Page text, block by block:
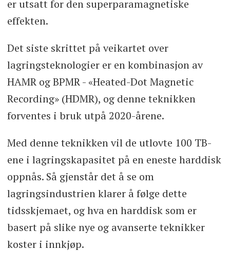
er utsatt for den superparamagnetiske
effekten.
Det siste skrittet på veikartet over
lagringsteknologier er en kombinasjon av
HAMR og BPMR - «Heated-Dot Magnetic
Recording» (HDMR), og denne teknikken
forventes i bruk utpå 2020-årene.
Med denne teknikken vil de utlovte 100 TB-
ene i lagringskapasitet på en eneste harddisk
oppnås. Så gjenstår det å se om
lagringsindustrien klarer å følge dette
tidsskjemaet, og hva en harddisk som er
basert på slike nye og avanserte teknikker
koster i innkjøp.